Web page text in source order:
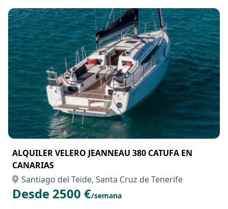
ALQUILER VELERO JEANNEAU 380 CATUFA EN
CANARIAS
Santiago del Teide, Santa Cruz de Tenerife
Desde 2500 €/semana